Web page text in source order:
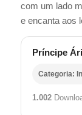
com um lado
e encanta aos
Príncipe
Categoria:
1.002